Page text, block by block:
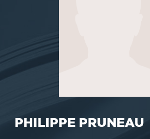
PHILIPPE PRUNEAU